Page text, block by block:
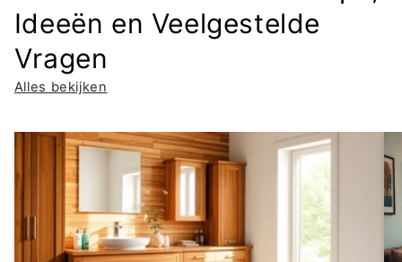
Ideeën en Veelgestelde
Vragen
Alles bekijken